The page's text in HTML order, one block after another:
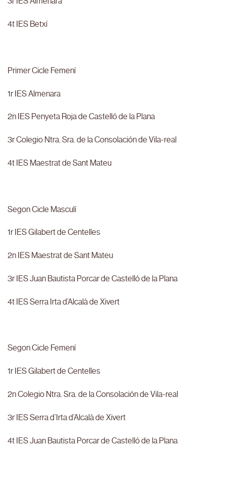
4t IES Betxí
Primer Cicle Femení
1r IES Almenara
2n IES Penyeta Roja de Castelló de la Plana
3r Colegio Ntra. Sra. de la Consolación de Vila-real
4t IES Maestrat de Sant Mateu
Segon Cicle Masculí
1r IES Gilabert de Centelles
2n IES Maestrat de Sant Mateu
3r IES Juan Bautista Porcar de Castelló de la Plana
4t IES Serra Irta d’Alcalà de Xivert
Segon Cicle Femení
1r IES Gilabert de Centelles
2n Colegio Ntra. Sra. de la Consolación de Vila-real
3r IES Serra d’Irta d’Alcalà de Xivert
4t IES Juan Bautista Porcar de Castelló de la Plana